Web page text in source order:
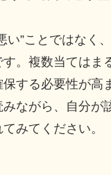
い”ことではなく
。複数当てはま
する必要性が高
ながら、自分が
みてください。